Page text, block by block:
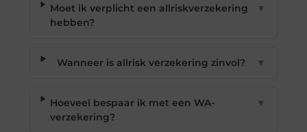
Moet ik verplicht een allriskverzekering
hebben?
▼
Wanneer is allrisk verzekering zinvol? ▼
Hoeveel bespaar ik met een WA-
verzekering?
▼